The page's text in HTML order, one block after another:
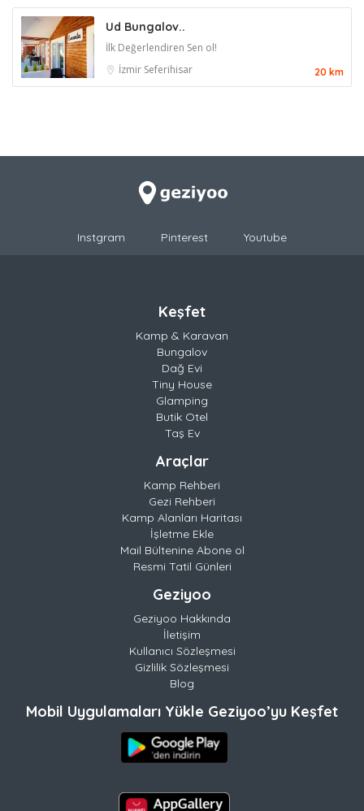
Ud Bungalov..
İlk Değerlendiren Sen ol!
İzmir Seferihisar 20 km
Instgram Pinterest Youtube
Keşfet
Kamp & Karavan
Bungalov
Dağ Evi
Tiny House
Glamping
Butik Otel
Taş Ev
Araçlar
Kamp Rehberi
Gezi Rehberi
Kamp Alanları Haritası
İşletme Ekle
Mail Bültenine Abone ol
Resmi Tatil Günleri
Geziyoo
Geziyoo Hakkında
İletişim
Kullanıcı Sözleşmesi
Gizlilik Sözleşmesi
Blog
Mobil Uygulamaları Yükle Geziyoo’yu Keşfet